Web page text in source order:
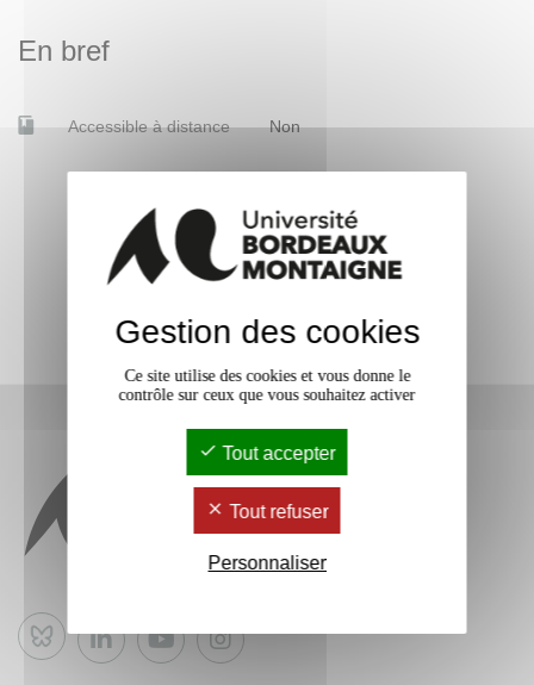
En bref
Accessible à distance Non
Bluesky
Gestion des cookies
Ce site utilise des cookies et vous donne le
contrôle sur ceux que vous souhaitez activer
Tout accepter
Tout refuser
Personnaliser